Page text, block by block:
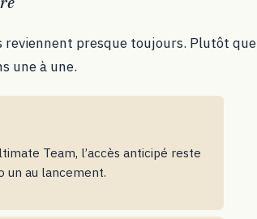
reviennent presque toujours. Plutôt que
une à une.
Team, l’accès anticipé reste
un au lancement.